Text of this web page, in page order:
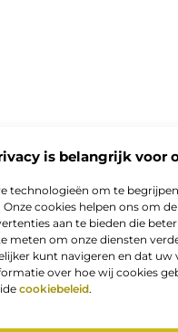
is belangrijk voor
technologieën om te
cookies helpen ons om
aan te bieden die
meten om onze diensten
kunt navigeren en dat
over hoe wij cookies
cookiebeleid.